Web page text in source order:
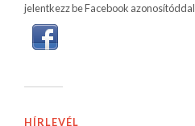
jelentkezz be Facebook azonosítóddal
HÍRLEVÉL